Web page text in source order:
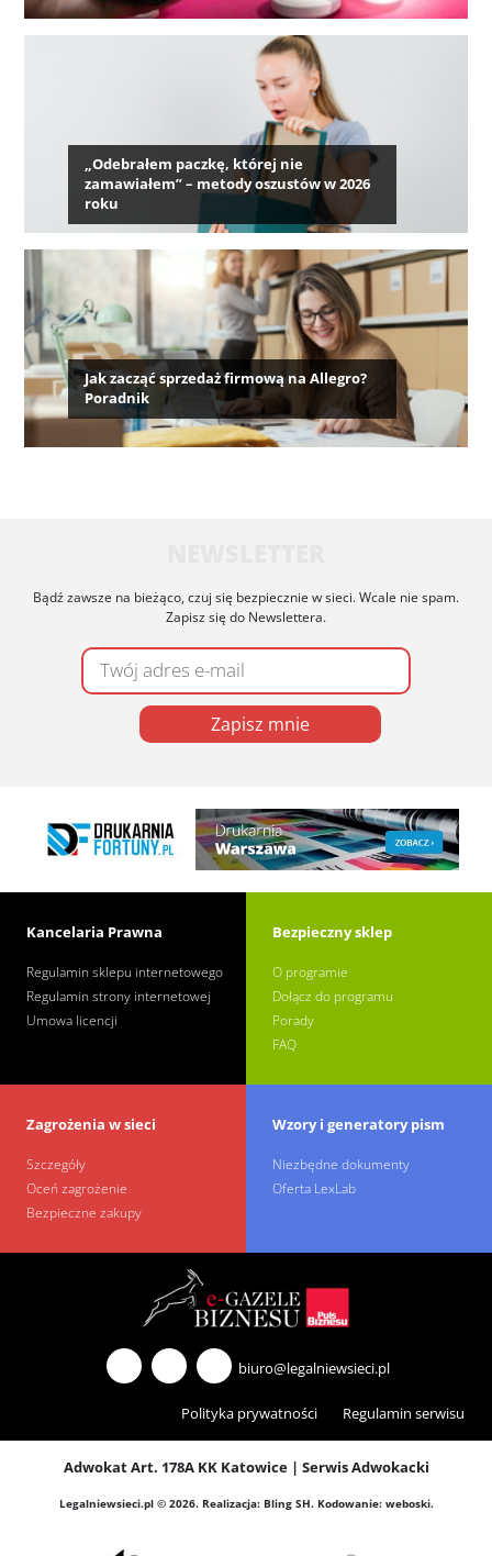
„Odebrałem paczkę, której nie
zamawiałem” – metody oszustów w 2026
roku
Jak zacząć sprzedaż firmową na Allegro?
Poradnik
Bądź zawsze na bieżąco, czuj się bezpiecznie w sieci. Wcale nie spam.
Zapisz się do Newslettera.
Zapisz mnie
Kancelaria Prawna
Regulamin sklepu internetowego
Regulamin strony internetowej
Umowa licencji
Bezpieczny sklep
O programie
Dołącz do programu
Porady
FAQ
Zagrożenia w sieci
Szczegóły
Oceń zagrożenie
Bezpieczne zakupy
Wzory i generatory pism
Niezbędne dokumenty
Oferta LexLab
biuro@legalniewsieci.pl
Polityka prywatności Regulamin serwisu
Adwokat Art. 178A KK Katowice| Serwis Adwokacki
Legalniewsieci.pl © 2026. Realizacja: Bling SH. Kodowanie: weboski.